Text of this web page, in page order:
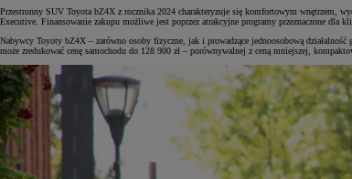
Od81 900 zł
Yaris Cross
HYBRID
Przestronny SUV Toyota bZ4X z rocznika 2024 charakteryzuje się komfortowym wnętrzem,
Executive. Finansowanie zakupu możliwe jest poprzez atrakcyjne programy przeznaczone
Nabywcy Toyoty bZ4X – zarówno osoby fizyczne, jak i prowadzące jednoosobową
może zredukować cenę samochodu do 128 900 zł – porównywalnej z ceną mniejszej,